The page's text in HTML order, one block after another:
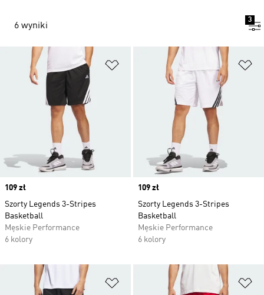
6 wyniki
3
Dodaj do listy życzeń
Price
109 zł
Szorty Legends 3-Stripes
Basketball
Męskie Performance
6 kolory
Price
109 zł
Szorty Legends 3-Stripes
Basketball
Męskie Performance
6 kolory
Dodaj do listy życzeń